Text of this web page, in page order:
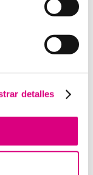
detalles
la gestión de
el Marketing